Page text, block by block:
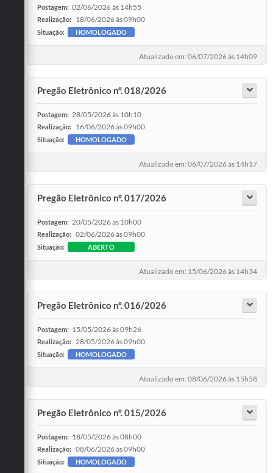
Postagem: 02/06/2026 às 14h55
Realização: 18/06/2026 às 09h00
Situação: HOMOLOGADO
Atualizado em: 06/07/2026 às 14h09
Pregão Eletrônico nº. 018/2026
Postagem: 28/05/2026 às 10h10
Realização: 16/06/2026 às 09h00
Situação: HOMOLOGADO
Atualizado em: 06/07/2026 às 14h17
Pregão Eletrônico nº. 017/2026
Postagem: 20/05/2026 às 10h00
Realização: 02/06/2026 às 09h00
Situação: ABERTO
Atualizado em: 15/06/2026 às 14h34
Pregão Eletrônico nº. 016/2026
Postagem: 15/05/2026 às 09h26
Realização: 28/05/2026 às 09h00
Situação: HOMOLOGADO
Atualizado em: 08/06/2026 às 15h58
Pregão Eletrônico n°. 015/2026
Postagem: 18/05/2026 às 08h00
Realização: 08/06/2026 às 09h00
Situação: HOMOLOGADO